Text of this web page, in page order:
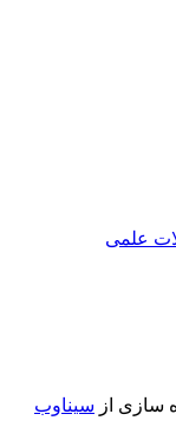
علمی
سازی از سیناوب